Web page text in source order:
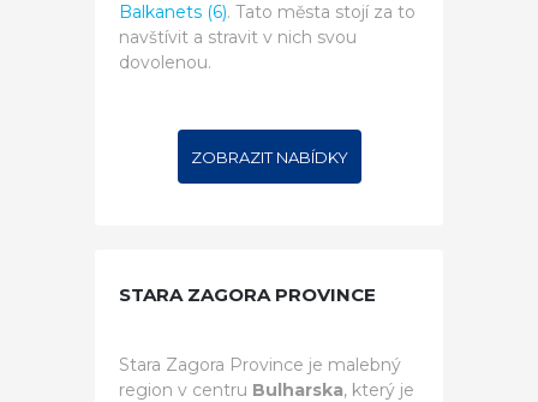
Balkanets (6). Tato města stojí za to
navštívit a stravit v nich svou
dovolenou.
ZOBRAZIT NABÍDKY
STARA ZAGORA PROVINCE
Stara Zagora Province je malebný
region v centru Bulharska, který je